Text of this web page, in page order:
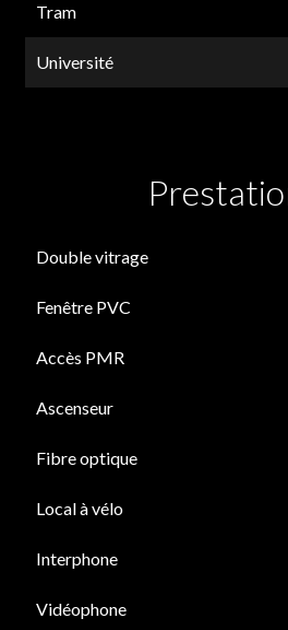
Tram
Université
Double vitrage
Fenêtre PVC
Accès PMR
Ascenseur
Fibre optique
Local à vélo
Interphone
Vidéophone